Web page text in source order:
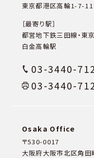
東京都港区高輪1-7-11
［最寄り駅］
都営地下鉄三田線・東
白金高輪駅
03-3440-
03-3440-
Osaka Office
〒530-0017
大阪府大阪市北区角田